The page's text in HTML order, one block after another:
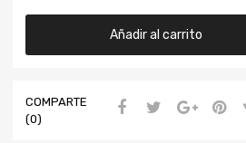
Añadir al carrito
COMPARTE
(0)